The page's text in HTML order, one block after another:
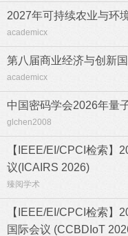
2027年可持续农业与环
academicx
第八届商业经济与创新
academicx
中国密码学会2026年量
glchen2008
【IEEE/EI/CPCI检索】
议(ICAIRS 2026)
臻阅学术
【IEEE/EI/CPCI检索】
国际会议 (CCBDIoT